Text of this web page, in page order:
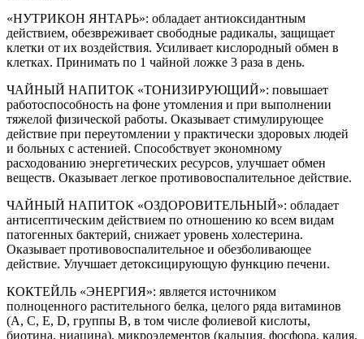
«НУТРИКОН ЯНТАРЬ»: обладает антиоксидантным
действием, обезвреживает свободные радикалы, защищает
клетки от их воздействия. Усиливает кислородный обмен в
клетках. Принимать по 1 чайной ложке 3 раза в день.
ЧАЙНЫЙ НАПИТОК «ТОНИЗИРУЮЩИЙ»: повышает
работоспособность на фоне утомления и при выполнении
тяжелой физической работы. Оказывает стимулирующее
действие при переутомлении у практически здоровых людей
и больных с астенией. Способствует экономному
расходованию энергетических ресурсов, улучшает обмен
веществ. Оказывает легкое противовоспалительное действие.
ЧАЙНЫЙ НАПИТОК «ОЗДОРОВИТЕЛЬНЫЙ»: обладает
антисептическим действием по отношению ко всем видам
патогенных бактерий, снижает уровень холестерина.
Оказывает противовоспалительное и обезболивающее
действие. Улучшает детоксицирующую функцию печени.
КОКТЕЙЛЬ «ЭНЕРГИЯ»: является источником
полноценного растительного белка, целого ряда витаминов
(A, C, E, D, группы B, в том числе фолиевой кислоты,
биотина, ниацина), микроэлементов (кальция, фосфора, калия,